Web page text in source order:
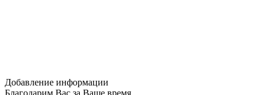
Добавление информации